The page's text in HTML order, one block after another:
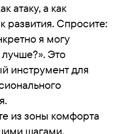
атаку, а как
развития. Спросите:
я могу
Это
инструмент для
из зоны комфорта
шагами.